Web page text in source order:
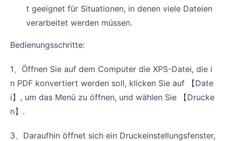
t geeignet für Situationen, in denen viele Dateien
verarbeitet werden müssen.
Bedienungsschritte:
1、Öffnen Sie auf dem Computer die XPS-Datei, die i
n PDF konvertiert werden soll, klicken Sie auf 【Date
i】, um das Menü zu öffnen, und wählen Sie 【Drucke
n】.
3、Daraufhin öffnet sich ein Druckeinstellungsfenster,